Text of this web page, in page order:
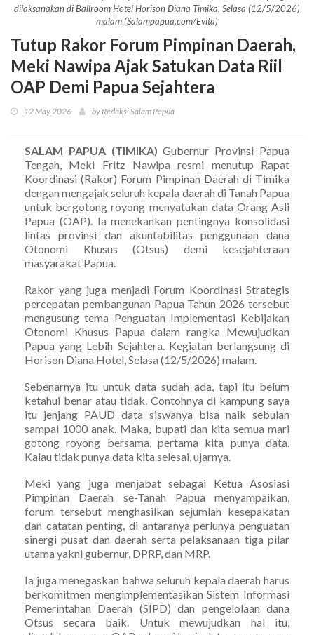
dilaksanakan di Ballroom Hotel Horison Diana Timika, Selasa (12/5/2026)
malam (Salampapua.com/Evita)
Tutup Rakor Forum Pimpinan Daerah,
Meki Nawipa Ajak Satukan Data Riil
OAP Demi Papua Sejahtera
12 May 2026 by Redaksi Salam Papua
SALAM PAPUA (TIMIKA) Gubernur Provinsi Papua
Tengah, Meki Fritz Nawipa resmi menutup Rapat
Koordinasi (Rakor) Forum Pimpinan Daerah di Timika
dengan mengajak seluruh kepala daerah di Tanah Papua
untuk bergotong royong menyatukan data Orang Asli
Papua (OAP). Ia menekankan pentingnya konsolidasi
lintas provinsi dan akuntabilitas penggunaan dana
Otonomi Khusus (Otsus) demi kesejahteraan
masyarakat Papua.
Rakor yang juga menjadi Forum Koordinasi Strategis
percepatan pembangunan Papua Tahun 2026 tersebut
mengusung tema Penguatan Implementasi Kebijakan
Otonomi Khusus Papua dalam rangka Mewujudkan
Papua yang Lebih Sejahtera. Kegiatan berlangsung di
Horison Diana Hotel, Selasa (12/5/2026) malam.
Sebenarnya itu untuk data sudah ada, tapi itu belum
ketahui benar atau tidak. Contohnya di kampung saya
itu jenjang PAUD data siswanya bisa naik sebulan
sampai 1000 anak. Maka, bupati dan kita semua mari
gotong royong bersama, pertama kita punya data.
Kalau tidak punya data kita selesai, ujarnya.
Meki yang juga menjabat sebagai Ketua Asosiasi
Pimpinan Daerah se-Tanah Papua menyampaikan,
forum tersebut menghasilkan sejumlah kesepakatan
dan catatan penting, di antaranya perlunya penguatan
sinergi pusat dan daerah serta pelaksanaan tiga pilar
utama yakni gubernur, DPRP, dan MRP.
Ia juga menegaskan bahwa seluruh kepala daerah harus
berkomitmen mengimplementasikan Sistem Informasi
Pemerintahan Daerah (SIPD) dan pengelolaan dana
Otsus secara baik. Untuk mewujudkan hal itu,